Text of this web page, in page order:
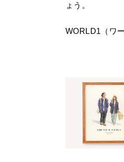
ょう。
WORLD1（ワ